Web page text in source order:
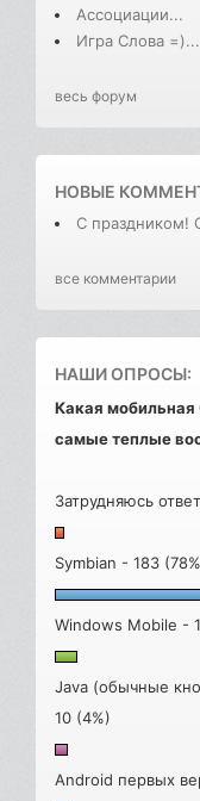
Ассоциации...
Игра Слова =)...
весь форум
НОВЫЕ
С праздником!
все комментарии
НАШИ ОПРОСЫ:
Какая мобильная
самые теплые
Затрудняюсь
Symbian - 183
Windows Mobile -
Java (обычные
10 (4%)
Android первых